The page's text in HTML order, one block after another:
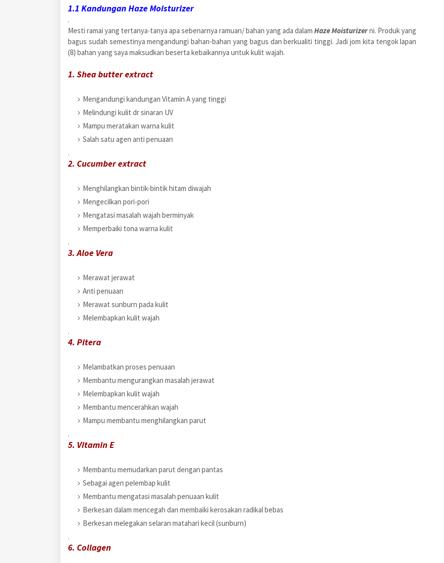
1.1 Kandungan Haze Moisturizer
.
Mesti ramai yang tertanya-tanya apa sebenarnya ramuan/ bahan yang ada dalamHaze Moisturizerni. Produk yang
bagus sudah semestinya mengandungi bahan-bahan yang bagus dan berkualiti tinggi. Jadi jom kita tengok lapan
(8) bahan yang saya maksudkan beserta kebaikannya untuk kulit wajah.
1. Shea butter extract
Mengandungi kandungan Vitamin A yang tinggi
Melindungi kulit dr sinaran UV
Mampu meratakan warna kulit
Salah satu agen anti penuaan
.
2. Cucumber extract
Menghilangkan bintik-bintik hitam diwajah
Mengecilkan pori-pori
Mengatasi masalah wajah berminyak
Memperbaiki tona warna kulit
.
3. Aloe Vera
Merawat jerawat
Anti penuaan
Merawat sunburn pada kulit
Melembapkan kulit wajah
.
4. Pitera
Melambatkan proses penuaan
Membantu mengurangkan masalah jerawat
Melembapkan kulit wajah
Membantu mencerahkan wajah
Mampu membantu menghilangkan parut
.
5. Vitamin E
Membantu memudarkan parut dengan pantas
Sebagai agen pelembap kulit
Membantu mengatasi masalah penuaan kulit
Berkesan dalam mencegah dan membaiki kerosakan radikal bebas
Berkesan melegakan selaran matahari kecil (sunburn)
.
6. Collagen